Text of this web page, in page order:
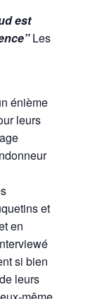
est
Les
énième
leurs
et
en
si bien
leurs